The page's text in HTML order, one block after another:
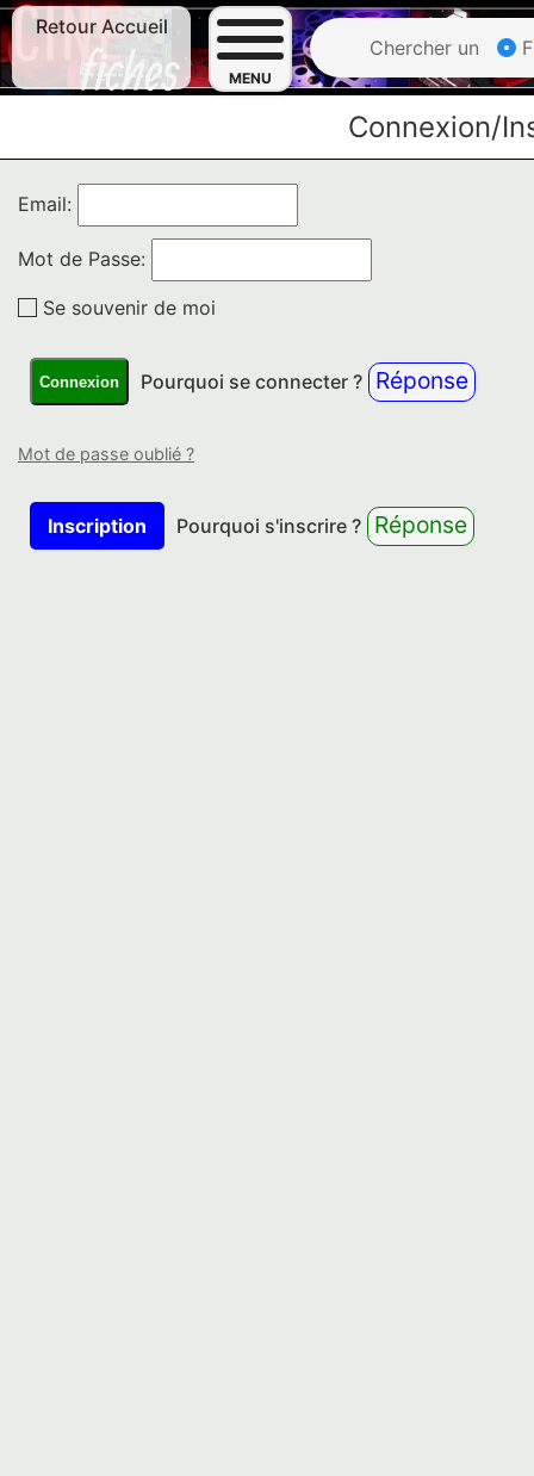
Retour Accueil
MENU
Chercher un
Connexion/
Email:
Mot de Passe:
Se souvenir de moi
Connexion Pourquoi se connecter ? Réponse
Mot de passe oublié ?
Inscription Pourquoi s'inscrire ? Réponse